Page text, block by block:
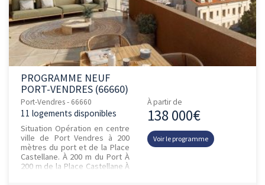
PROGRAMME NEUF
PORT-VENDRES (66660)
Port-Vendres - 66660
11 logements disponibles
Situation Opération en centre
ville de Port Vendres à 200
mètres du port et de la Place
Castellane. À 200 m du Port À
200 m de la Place Castellane À
À partir de
138 000€
Voir le programme